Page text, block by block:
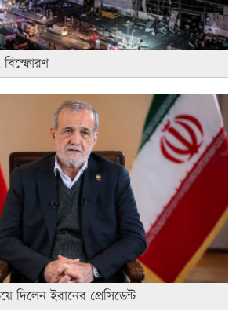
বিস্ফোরণ
দিলেন ইরানের প্রেসিডেন্ট